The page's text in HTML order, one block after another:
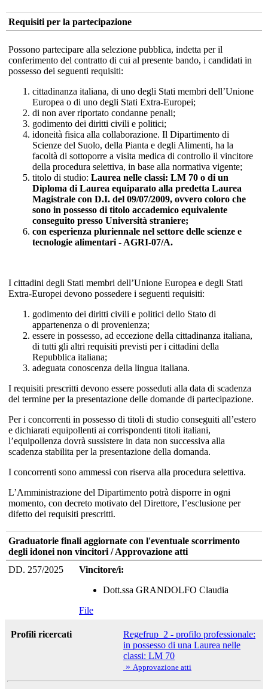
Requisiti per la partecipazione
Possono partecipare alla selezione pubblica, indetta per il
conferimento del contratto di cui al presente bando, i candidati in
possesso dei seguenti requisiti:
cittadinanza italiana, di uno degli Stati membri dell’Unione
Europea o di uno degli Stati Extra-Europei;
di non aver riportato condanne penali;
godimento dei diritti civili e politici;
idoneità fisica alla collaborazione. Il Dipartimento di
Scienze del Suolo, della Pianta e degli Alimenti, ha la
facoltà di sottoporre a visita medica di controllo il vincitore
della procedura selettiva, in base alla normativa vigente;
titolo di studio: Laurea nelle classi: LM 70 o di un
Diploma di Laurea equiparato alla predetta Laurea
Magistrale con D.I. del 09/07/2009, ovvero coloro che
sono in possesso di titolo accademico equivalente
conseguito presso Università straniere;
con esperienza pluriennale nel settore delle scienze e
tecnologie alimentari - AGRI-07/A.
I cittadini degli Stati membri dell’Unione Europea e degli Stati
Extra-Europei devono possedere i seguenti requisiti:
godimento dei diritti civili e politici dello Stato di
appartenenza o di provenienza;
essere in possesso, ad eccezione della cittadinanza italiana,
di tutti gli altri requisiti previsti per i cittadini della
Repubblica italiana;
adeguata conoscenza della lingua italiana.
I requisiti prescritti devono essere posseduti alla data di scadenza
del termine per la presentazione delle domande di partecipazione.
Per i concorrenti in possesso di titoli di studio conseguiti all’estero
e dichiarati equipollenti ai corrispondenti titoli italiani,
l’equipollenza dovrà sussistere in data non successiva alla
scadenza stabilita per la presentazione della domanda.
I concorrenti sono ammessi con riserva alla procedura selettiva.
L’Amministrazione del Dipartimento potrà disporre in ogni
momento, con decreto motivato del Direttore, l’esclusione per
difetto dei requisiti prescritti.
Graduatorie finali aggiornate con l'eventuale scorrimento
degli idonei non vincitori / Approvazione atti
DD. 257/2025
Vincitore/i:
Dott.ssa GRANDOLFO Claudia
File
Profili ricercati
Regefrup_2 - profilo professionale:
in possesso di una Laurea nelle
classi: LM 70
» Approvazione atti